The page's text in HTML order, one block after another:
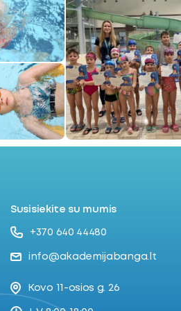
Susisiekite su mumis
+370 640 44480
info@akademijabanga.lt
Kovo 11-osios g. 26